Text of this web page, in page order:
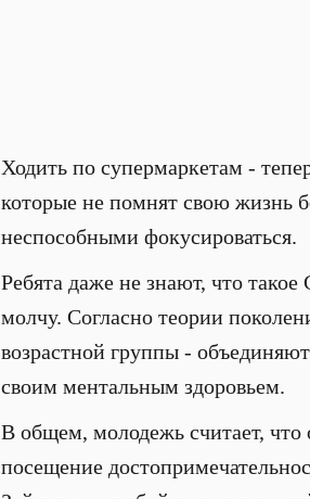
Ходить по супермаркетам -
которые не помнят свою жизнь
неспособными фокусироваться.
Ребята даже не знают, что
молчу. Согласно теории
возрастной группы -
своим ментальным здоровьем.
В общем, молодежь считает, что
посещение